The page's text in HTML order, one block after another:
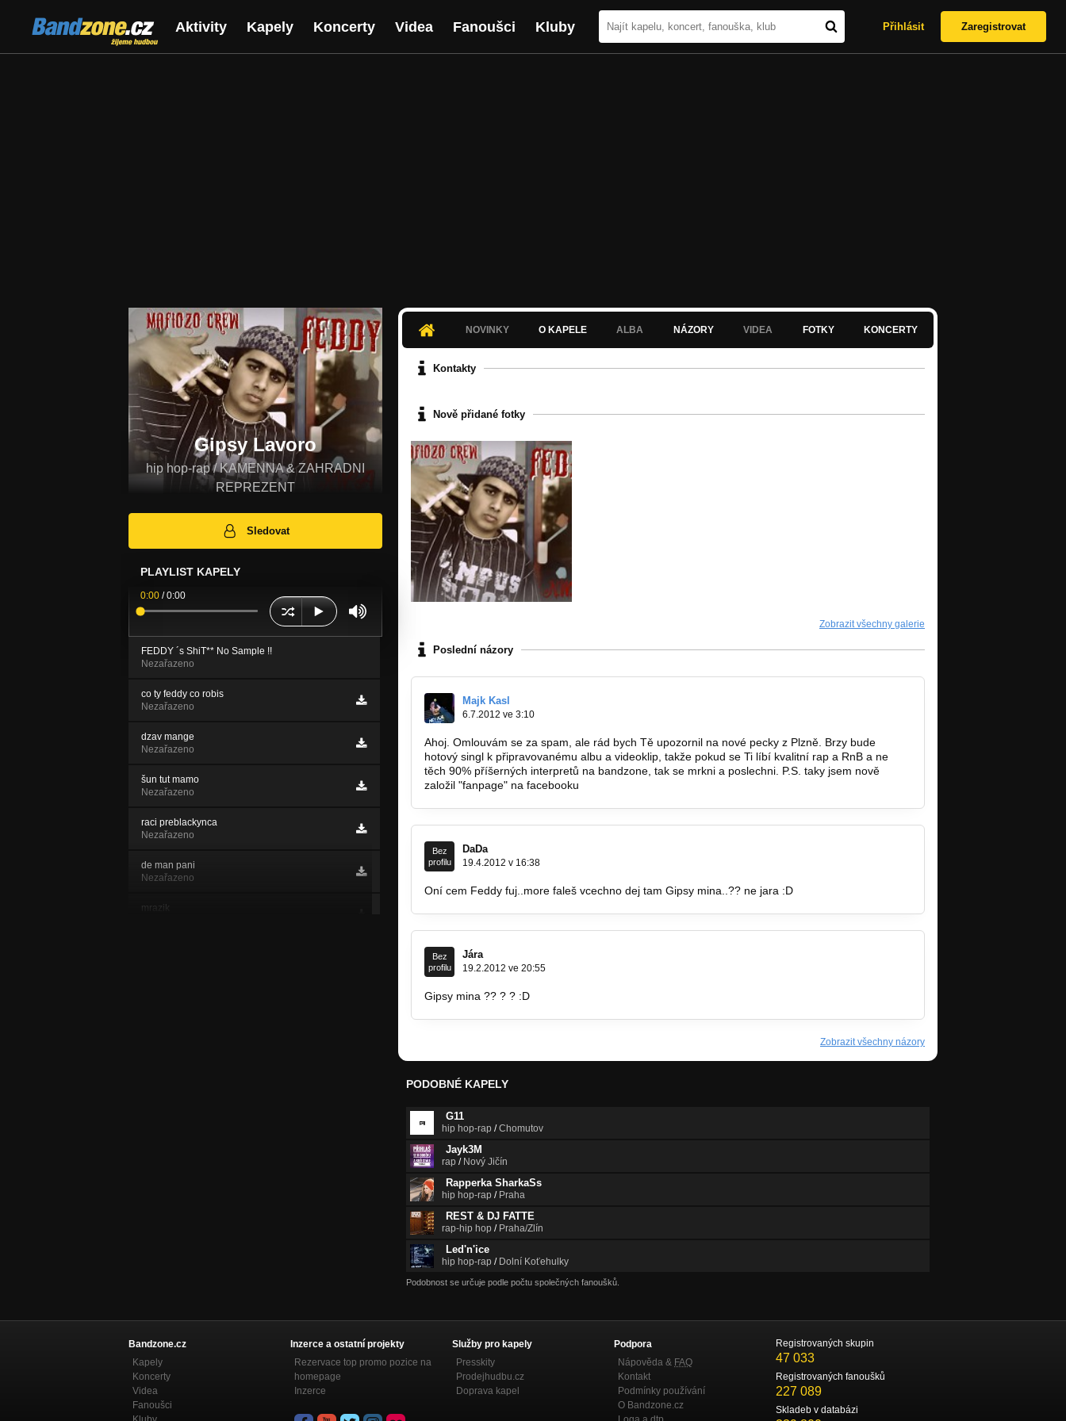
Bandzone.cz
žijeme hudbou
Aktivity Kapely Koncerty Videa Fanoušci Kluby Přihlásit Zaregistrovat
Gipsy Lavoro
hip hop-rap / KAMENNA & ZAHRADNI
REPREZENT
Sledovat
PLAYLIST KAPELY
0:00 /0:00
FEDDY ´s ShiT** No Sample !!
Nezařazeno
co ty feddy co robis
Nezařazeno
dzav mange
Nezařazeno
šun tut mamo
Nezařazeno
raci preblackynca
Nezařazeno
de man pani
Nezařazeno
mrazik
NOVINKY O KAPELE ALBA NÁZORY VIDEA FOTKY KONCERTY
Kontakty
Nově přidané fotky
Zobrazit všechny galerie
Poslední názory
Majk Kasl
6.7.2012 ve 3:10
Ahoj. Omlouvám se za spam, ale rád bych Tě upozornil na nové pecky z Plzně. Brzy bude
hotový singl k připravovanému albu a videoklip, takže pokud se Ti líbí kvalitní rap a RnB a ne
těch 90% příšerných interpretů na bandzone, tak se mrkni a poslechni. P.S. taky jsem nově
založil "fanpage" na facebooku
Bez
profilu
DaDa
19.4.2012 v 16:38
Oní cem Feddy fuj..more faleš vcechno dej tam Gipsy mina..?? ne jara :D
Bez
profilu
Jára
19.2.2012 ve 20:55
Gipsy mina ?? ? ? :D
Zobrazit všechny názory
PODOBNÉ KAPELY
G11
hip hop-rap /Chomutov
Jayk3M
rap / Nový Jičín
Rapperka SharkaSs
hip hop-rap / Praha
REST & DJ FATTE
rap-hip hop / Praha/Zlín
Led'n'ice
hip hop-rap / Dolní Koťehulky
Podobnost se určuje podle počtu společných fanoušků.
Bandzone.cz
Kapely
Koncerty
Videa
Fanoušci
Inzerce a ostatní projekty
Rezervace top promo pozice na
homepage
Inzerce
Služby pro kapely
Presskity
Prodejhudbu.cz
Doprava kapel
Podpora
Nápověda & FAQ
Kontakt
Podmínky používání
O Bandzone.cz
Registrovaných skupin
47 033
Registrovaných fanoušků
227 089
Skladeb v databázi